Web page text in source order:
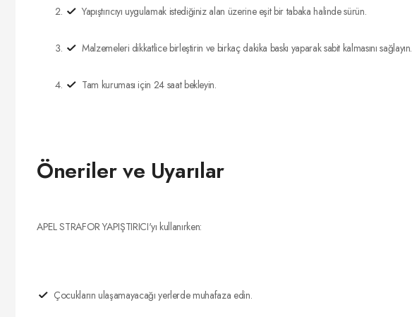
Yapıştırıcıyı uygulamak istediğiniz alan üzerine eşit bir tabaka halinde sürün.
Malzemeleri dikkatlice birleştirin ve birkaç dakika baskı yaparak sabit kalmasını sağlayın.
Tam kuruması için 24 saat bekleyin.
Öneriler ve Uyarılar
APEL STRAFOR YAPIŞTIRICI'yı kullanırken:
Çocukların ulaşamayacağı yerlerde muhafaza edin.